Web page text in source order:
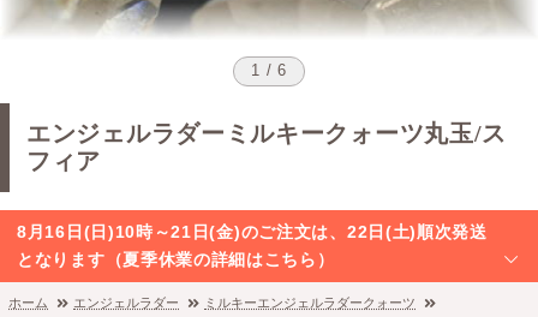
1 / 6
エンジェルラダーミルキークォーツ丸玉/ス
フィア
8月16日(日)10時～21日(金)のご注文は、22日(土)順次発送
となります（夏季休業の詳細はこちら）
ホーム エンジェルラダー
ミルキーエンジェルラダークォーツ